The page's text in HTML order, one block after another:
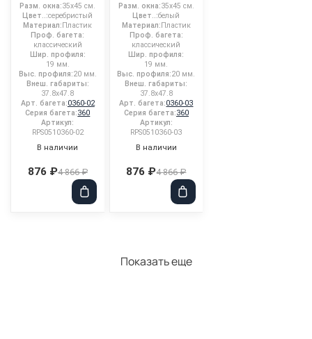
Разм. окна:35x45 см.
Цвет..:серебристый
Материал:Пластик
Проф. багета:
классический
Шир. профиля:
19 мм.
Выс. профиля:20 мм.
Внеш. габариты:
37.8x47.8
Арт. багета:0360-02
Серия багета:360
Артикул:
RPS0510360-02
В наличии
876 ₽4 866 ₽
Разм. окна:35x45 см.
Цвет..:белый
Материал:Пластик
Проф. багета:
классический
Шир. профиля:
19 мм.
Выс. профиля:20 мм.
Внеш. габариты:
37.8x47.8
Арт. багета:0360-03
Серия багета:360
Артикул:
RPS0510360-03
В наличии
876 ₽4 866 ₽
Показать еще